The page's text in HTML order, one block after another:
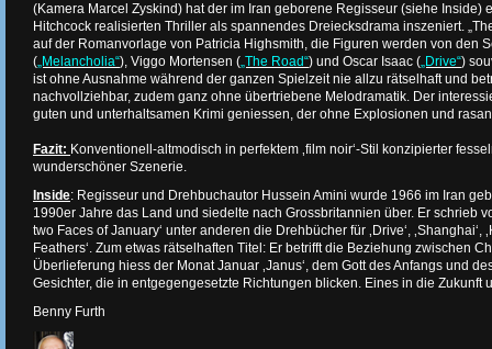
(Kamera Marcel Zyskind) hat der im Iran geborene Regisseur (siehe Inside)
Hitchcock realisierten Thriller als spannendes Dreiecksdrama inszeniert.
auf der Romanvorlage von Patricia Highsmith, die Figuren werden von den
(„Melancholia“), Viggo Mortensen („The Road“) und Oscar Isaac („Drive“)
ist ohne Ausnahme während der ganzen Spielzeit nie allzu rätselhaft und
nachvollziehbar, zudem ganz ohne übertriebene Melodramatik. Der
guten und unterhaltsamen Krimi geniessen, der ohne Explosionen und
Fazit: Konventionell-altmodisch in perfektem ‚film noir‘-Stil konzipierter
wunderschöner Szenerie.
Inside: Regisseur und Drehbuchautor Hussein Amini wurde 1966 im Iran
1990er Jahre das Land und siedelte nach Grossbritannien über. Er schrieb
two Faces of January‘ unter anderen die Drehbücher für ‚Drive‘, ‚Shanghai‘,
Feathers‘. Zum etwas rätselhaften Titel: Er betrifft die Beziehung zwischen
Überlieferung hiess der Monat Januar ‚Janus‘, dem Gott des Anfangs und
Gesichter, die in entgegengesetzte Richtungen blicken. Eines in die Zukunft
Benny Furth